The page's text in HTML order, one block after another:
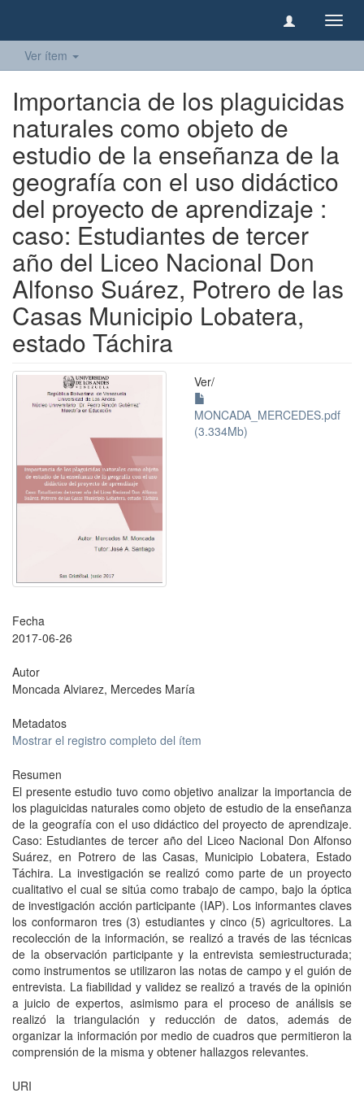
Ver ítem
Importancia de los plaguicidas
naturales como objeto de
estudio de la enseñanza de la
geografía con el uso didáctico
del proyecto de aprendizaje :
caso: Estudiantes de tercer
año del Liceo Nacional Don
Alfonso Suárez, Potrero de las
Casas Municipio Lobatera,
estado Táchira
Ver/
MONCADA_MERCEDES.pdf
(3.334Mb)
Fecha
2017-06-26
Autor
Moncada Alviarez, Mercedes María
Metadatos
Mostrar el registro completo del ítem
Resumen
El presente estudio tuvo como objetivo analizar la importancia de
los plaguicidas naturales como objeto de estudio de la enseñanza
de la geografía con el uso didáctico del proyecto de aprendizaje.
Caso: Estudiantes de tercer año del Liceo Nacional Don Alfonso
Suárez, en Potrero de las Casas, Municipio Lobatera, Estado
Táchira. La investigación se realizó como parte de un proyecto
cualitativo el cual se sitúa como trabajo de campo, bajo la óptica
de investigación acción participante (IAP). Los informantes claves
los conformaron tres (3) estudiantes y cinco (5) agricultores. La
recolección de la información, se realizó a través de las técnicas
de la observación participante y la entrevista semiestructurada;
como instrumentos se utilizaron las notas de campo y el guión de
entrevista. La fiabilidad y validez se realizó a través de la opinión
a juicio de expertos, asimismo para el proceso de análisis se
realizó la triangulación y reducción de datos, además de
organizar la información por medio de cuadros que permitieron la
comprensión de la misma y obtener hallazgos relevantes.
URI